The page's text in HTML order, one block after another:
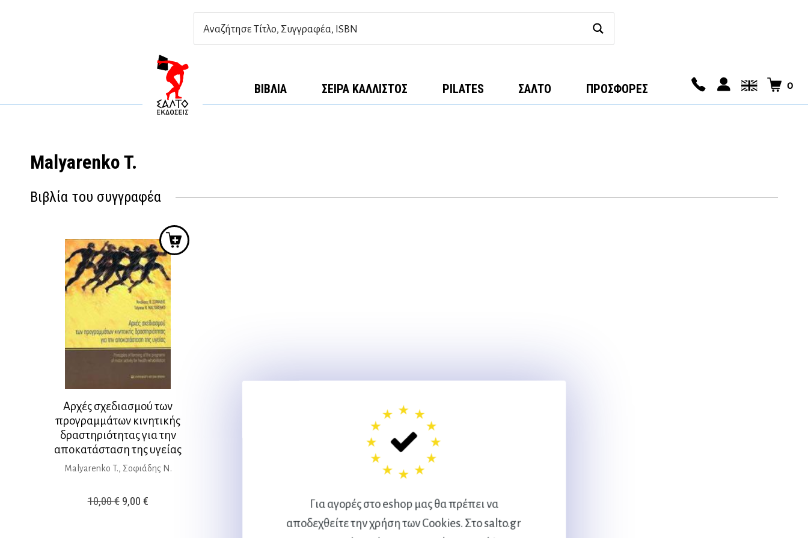
Για αγορές στο eshop μας θα πρέπει να
αποδεχθείτε την χρήση των Cookies. Στο salto.gr
ΒΙΒΛΊΑ ΣΕΙΡΆ ΚΆΛΛΙΣΤΟΣ PILATES ΣΑΛΤΟ ΠΡΟΣΦΟΡΕΣ 0
Malyarenko T.
Βιβλία του συγγραφέα
Αρχές σχεδιασμού των
προγραμμάτων κινητικής
δραστηριότητας για την
αποκατάσταση της υγείας
Malyarenko T., Σοφιάδης Ν.
10,00€ Original
9,00 €Η